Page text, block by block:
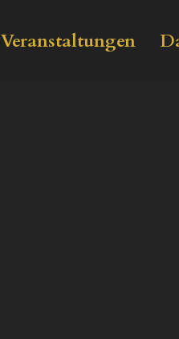
Veranstaltungen